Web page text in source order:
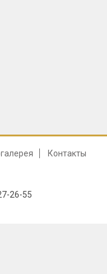
Контакты
227-26-55